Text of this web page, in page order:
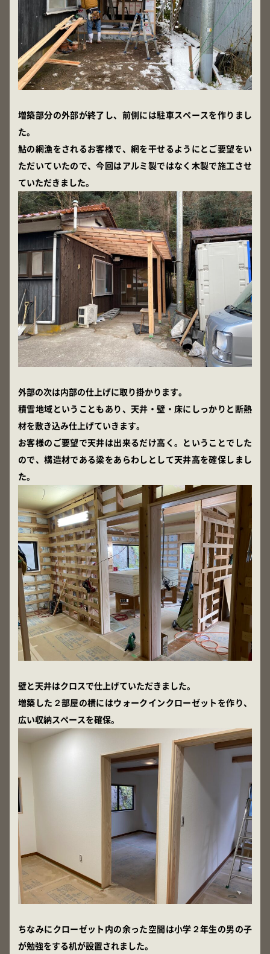
増築部分の外部が終了し、前側には駐車スペースを作りまし
た。
鮎の網漁をされるお客様で、網を干せるようにとご要望をい
ただいていたので、今回はアルミ製ではなく木製で施工させ
ていただきました。
外部の次は内部の仕上げに取り掛かります。
積雪地域ということもあり、天井・壁・床にしっかりと断熱
材を敷き込み仕上げていきます。
お客様のご要望で天井は出来るだけ高く。ということでした
ので、構造材である梁をあらわしとして天井高を確保しまし
た。
壁と天井はクロスで仕上げていただきました。
増築した２部屋の横にはウォークインクローゼットを作り、
広い収納スペースを確保。
ちなみにクローゼット内の余った空間は小学２年生の男の子
が勉強をする机が設置されました。